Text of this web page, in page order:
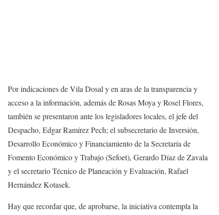
Por indicaciones de Vila Dosal y en aras de la transparencia y
acceso a la información, además de Rosas Moya y Rosel Flores,
también se presentaron ante los legisladores locales, el jefe del
Despacho, Edgar Ramírez Pech; el subsecretario de Inversión,
Desarrollo Económico y Financiamiento de la Secretaría de
Fomento Económico y Trabajo (Sefoet), Gerardo Díaz de Zavala
y el secretario Técnico de Planeación y Evaluación, Rafael
Hernández Kotasek.
Hay que recordar que, de aprobarse, la iniciativa contempla la